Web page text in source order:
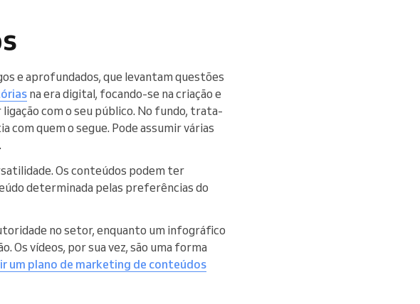
e aprofundados, que levantam questões
na era digital, focando-se na criação e
com o seu público. No fundo, trata-
com quem o segue. Pode assumir várias
Os conteúdos podem ter
determinada pelas preferências do
no setor, enquanto um infográfico
Os vídeos, por sua vez, são uma forma
um plano de marketing de conteúdos